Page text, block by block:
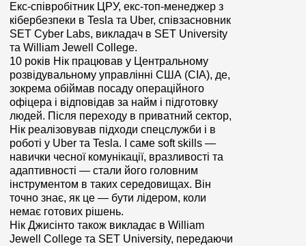
Екс-співробітник ЦРУ, екс-топ-менеджер з
кібербезпеки в Tesla та Uber, співзасновник
SET Cyber Labs, викладач в SET University
та William Jewell College.
10 років Нік працював у Центральному
розвідувальному управлінні США (CIA), де,
зокрема обіймав посаду операційного
офіцера і відповідав за найм і підготовку
людей. Після переходу в приватний сектор,
Нік реалізовував підходи спецслужби і в
роботі у Uber та Tesla. І саме soft skills —
навички чесної комунікації, вразливості та
адаптивності — стали його головним
інструментом в таких середовищах. Він
точно знає, як це — бути лідером, коли
немає готових рішень.
Нік Джисінто також викладає в William
Jewell College та SET University, передаючи